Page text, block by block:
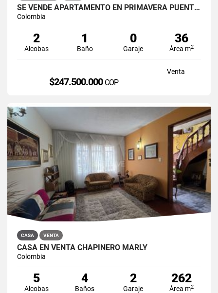
SE VENDE APARTAMENTO EN PRIMAVERA PUENTE ARANDA
Colombia
2
Alcobas
1
Baño
0
Garaje
36
Área m2
Venta
$247.500.000 COP
CASA VENTA
CASA EN VENTA CHAPINERO MARLY
Colombia
5
Alcobas
4
Baños
2
Garaje
262
Área m2